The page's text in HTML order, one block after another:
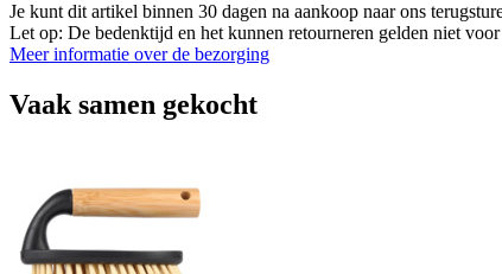
Je kunt dit artikel binnen 30 dagen na aankoop naar ons
Let op: De bedenktijd en het kunnen retourneren gelden niet
Meer informatie over de bezorging
Vaak samen gekocht